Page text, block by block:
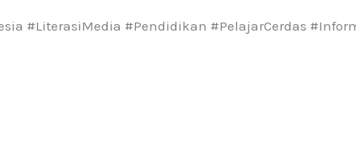
#LiterasiMedia #Pendidikan #PelajarCerdas